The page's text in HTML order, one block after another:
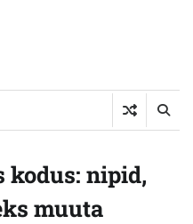
kodus: nipid,
muuta